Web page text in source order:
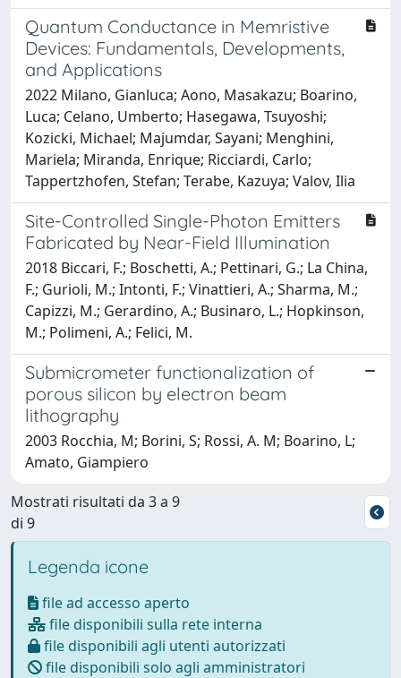
Quantum Conductance in Memristive
Devices: Fundamentals, Developments,
and Applications
2022 Milano, Gianluca; Aono, Masakazu; Boarino,
Luca; Celano, Umberto; Hasegawa, Tsuyoshi;
Kozicki, Michael; Majumdar, Sayani; Menghini,
Mariela; Miranda, Enrique; Ricciardi, Carlo;
Tappertzhofen, Stefan; Terabe, Kazuya; Valov, Ilia
Site-Controlled Single-Photon Emitters
Fabricated by Near-Field Illumination
2018 Biccari, F.; Boschetti, A.; Pettinari, G.; La China,
F.; Gurioli, M.; Intonti, F.; Vinattieri, A.; Sharma, M.;
Capizzi, M.; Gerardino, A.; Businaro, L.; Hopkinson,
M.; Polimeni, A.; Felici, M.
Submicrometer functionalization of
porous silicon by electron beam
lithography
2003 Rocchia, M; Borini, S; Rossi, A. M; Boarino, L;
Amato, Giampiero
Mostrati risultati da 3 a 9
di 9
Legenda icone
file ad accesso aperto
file disponibili sulla rete interna
file disponibili agli utenti autorizzati
file disponibili solo agli amministratori